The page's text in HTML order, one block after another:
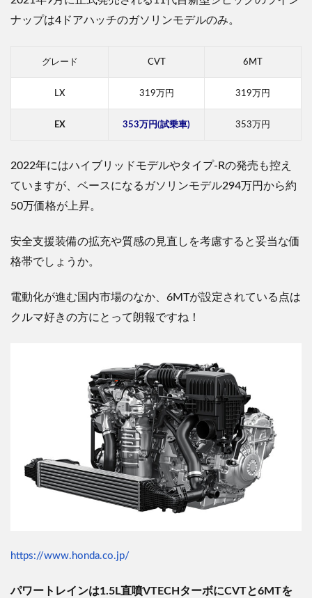
ナップは4ドアハッチのガソリンモデルのみ。
グレード CVT 6MT
LX 319万円 319万円
EX 353万円(試乗車) 353万円
2022年にはハイブリッドモデルやタイプ-Rの発売も控え
ていますが、ベースになるガソリンモデル294万円から約
50万価格が上昇。
安全支援装備の拡充や質感の見直しを考慮すると妥当な価
格帯でしょうか。
電動化が進む国内市場のなか、6MTが設定されている点は
クルマ好きの方にとって朗報ですね！
https://www.honda.co.jp/
パワートレインは1.5L直噴VTECHターボにCVTと6MTを